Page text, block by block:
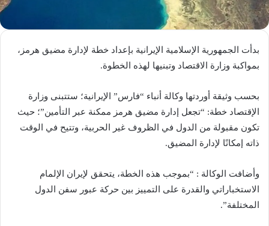
بدأت الجمهورية الإسلامية الإيرانية بإعداد خطة لإدارة مضيق هرمز،
بمواكبة وزارة الاقتصاد وتبنيها لهذه الخطوة.
بحسب وثيقة أوردتها وكالة أنباء “فارس” الإيرانية؛ ستتبنى وزارة
الإقتصاد خطة: “تجعل إدارة مضيق هرمز ممكنة عبر التأمين”؛ حيث
تكون مقبولة من الدول في الظروف غير الحربية، وتتيح في الوقت
ذاته إمكانًا لإدارة المضيق.
وأضافت الوكالة : “بموجب هذه الخطة، يتحقق لإيران الإلمام
الاستخباراتي والقدرة على التمييز بين حركة عبور سفن الدول
المختلفة”.